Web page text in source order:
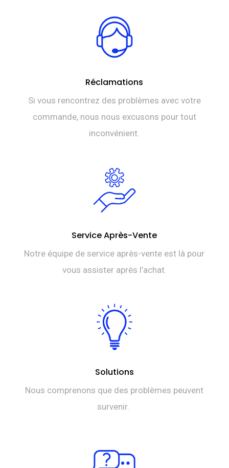
Réclamations
Si vous rencontrez des problèmes avec votre
commande, nous nous excusons pour tout
inconvénient.
Service Après-Vente
Notre équipe de service après-vente est là pour
vous assister après l’achat.
Solutions
Nous comprenons que des problèmes peuvent
survenir.